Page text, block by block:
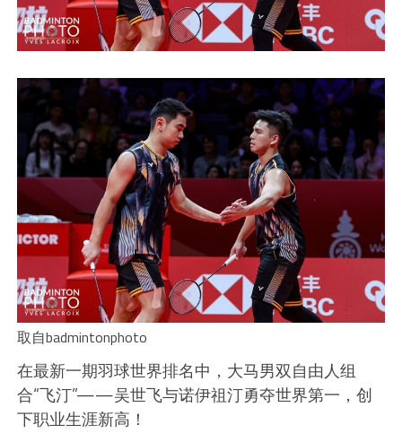
取自badmintonphoto
在最新一期羽球世界排名中，大马男双自由人组
合“飞汀”——吴世飞与诺伊祖汀勇夺世界第一，创
下职业生涯新高！